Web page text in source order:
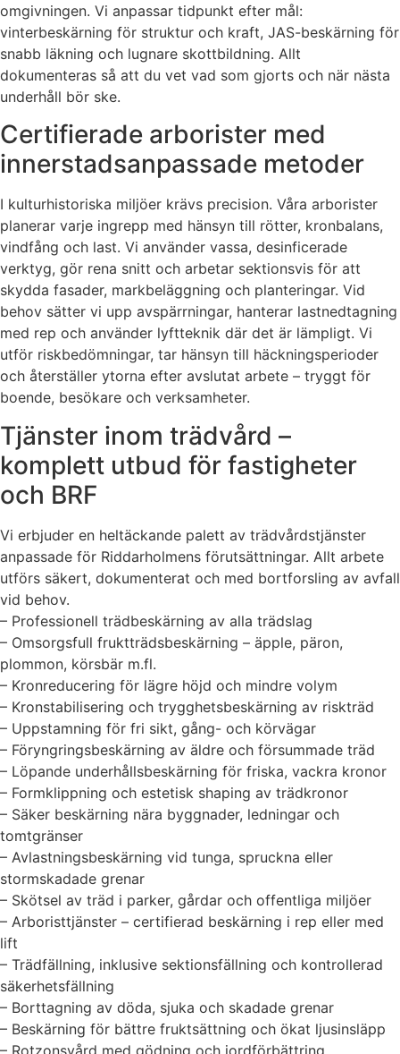
omgivningen. Vi anpassar tidpunkt efter mål:
vinterbeskärning för struktur och kraft, JAS-beskärning för
snabb läkning och lugnare skottbildning. Allt
dokumenteras så att du vet vad som gjorts och när nästa
underhåll bör ske.
Certifierade arborister med
innerstadsanpassade metoder
I kulturhistoriska miljöer krävs precision. Våra arborister
planerar varje ingrepp med hänsyn till rötter, kronbalans,
vindfång och last. Vi använder vassa, desinficerade
verktyg, gör rena snitt och arbetar sektionsvis för att
skydda fasader, markbeläggning och planteringar. Vid
behov sätter vi upp avspärrningar, hanterar lastnedtagning
med rep och använder lyftteknik där det är lämpligt. Vi
utför riskbedömningar, tar hänsyn till häckningsperioder
och återställer ytorna efter avslutat arbete – tryggt för
boende, besökare och verksamheter.
Tjänster inom trädvård –
komplett utbud för fastigheter
och BRF
Vi erbjuder en heltäckande palett av trädvårdstjänster
anpassade för Riddarholmens förutsättningar. Allt arbete
utförs säkert, dokumenterat och med bortforsling av avfall
vid behov.
– Professionell trädbeskärning av alla trädslag
– Omsorgsfull fruktträdsbeskärning – äpple, päron,
plommon, körsbär m.fl.
– Kronreducering för lägre höjd och mindre volym
– Kronstabilisering och trygghetsbeskärning av riskträd
– Uppstamning för fri sikt, gång- och körvägar
– Föryngringsbeskärning av äldre och försummade träd
– Löpande underhållsbeskärning för friska, vackra kronor
– Formklippning och estetisk shaping av trädkronor
– Säker beskärning nära byggnader, ledningar och
tomtgränser
– Avlastningsbeskärning vid tunga, spruckna eller
stormskadade grenar
– Skötsel av träd i parker, gårdar och offentliga miljöer
– Arboristtjänster – certifierad beskärning i rep eller med
lift
– Trädfällning, inklusive sektionsfällning och kontrollerad
säkerhetsfällning
– Borttagning av döda, sjuka och skadade grenar
– Beskärning för bättre fruktsättning och ökat ljusinsläpp
– Rotzonsvård med gödning och jordförbättring